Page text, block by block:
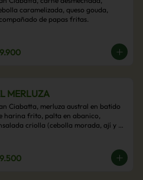
caramelizada, queso gouda,
de papas fritas.
MERLUZA
Ciabatta, merluza austral en batido
harina frito, palta en abanico,
criolla (cebolla morada, ají y